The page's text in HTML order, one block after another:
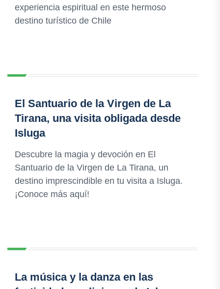
experiencia espiritual en este hermoso
destino turístico de Chile
El Santuario de la Virgen de La
Tirana, una visita obligada desde
Isluga
Descubre la magia y devoción en El
Santuario de la Virgen de La Tirana, un
destino imprescindible en tu visita a Isluga.
¡Conoce más aquí!
La música y la danza en las